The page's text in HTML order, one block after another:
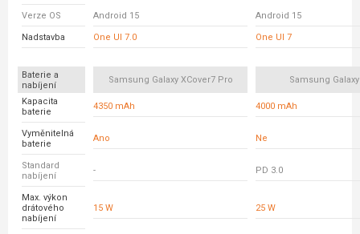
Verze OS Android 15 Android 15
Nadstavba One UI 7.0 One UI 7
Baterie a
nabíjení
Samsung Galaxy XCover7 Pro Samsung Galaxy
Kapacita
baterie
4350 mAh 4000 mAh
Vyměnitelná
baterie
Ano Ne
Standard
nabíjení
- PD 3.0
Max. výkon
drátového
nabíjení
15 W 25 W